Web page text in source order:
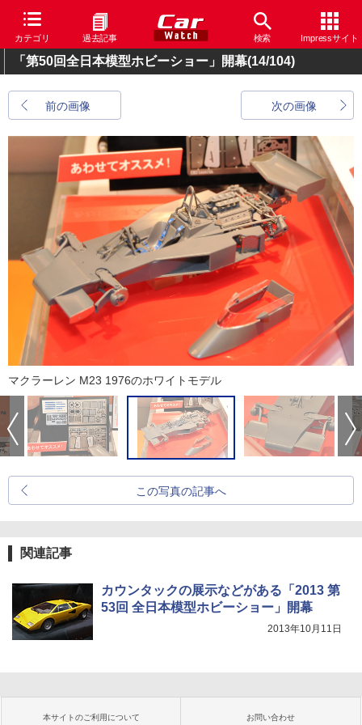
カテゴリ 過去記事 検索 Impressサイト
「第50回全日本模型ホビーショー」開幕(14/104)
前の画像 次の画像
マクラーレン M23 1976のホワイトモデル
この写真の記事へ
関連記事
カウンタックの展示などがある「2013 第
53回 全日本模型ホビーショー」開幕
2013年10月11日
本サイトのご利用について お問い合わせ